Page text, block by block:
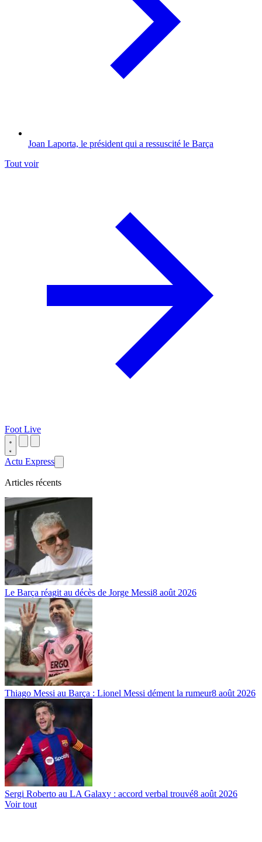
Joan Laporta, le président qui a ressuscité le Barça
Tout voir
Foot Live
Actu Express
Articles récents
Le Barça réagit au décès de Jorge Messi8 août 2026
Thiago Messi au Barça : Lionel Messi dément la rumeur8 août 2026
Sergi Roberto au LA Galaxy : accord verbal trouvé8 août 2026
Voir tout